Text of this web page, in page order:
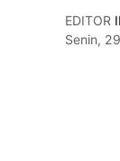
EDITOR
Senin,